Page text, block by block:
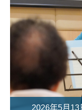
2026年5月13